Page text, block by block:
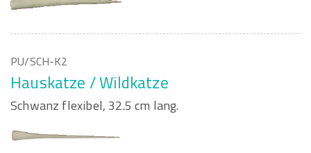
PU/SCH-K2
Hauskatze / Wildkatze
Schwanz flexibel, 32.5 cm lang.